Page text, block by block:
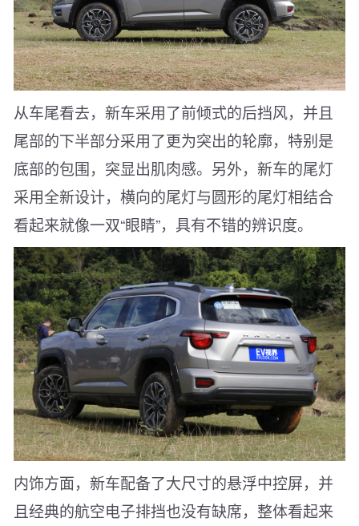
从车尾看去，新车采用了前倾式的后挡风，并且
尾部的下半部分采用了更为突出的轮廓，特别是
底部的包围，突显出肌肉感。另外，新车的尾灯
采用全新设计，横向的尾灯与圆形的尾灯相结合
看起来就像一双“眼睛”，具有不错的辨识度。
内饰方面，新车配备了大尺寸的悬浮中控屏，并
且经典的航空电子排挡也没有缺席，整体看起来